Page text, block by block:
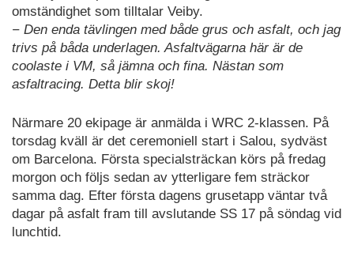
omständighet som tilltalar Veiby.
− Den enda tävlingen med både grus och asfalt, och jag
trivs på båda underlagen. Asfaltvägarna här är de
coolaste i VM, så jämna och fina. Nästan som
asfaltracing. Detta blir skoj!
Närmare 20 ekipage är anmälda i WRC 2-klassen. På
torsdag kväll är det ceremoniell start i Salou, sydväst
om Barcelona. Första specialsträckan körs på fredag
morgon och följs sedan av ytterligare fem sträckor
samma dag. Efter första dagens grusetapp väntar två
dagar på asfalt fram till avslutande SS 17 på söndag vid
lunchtid.